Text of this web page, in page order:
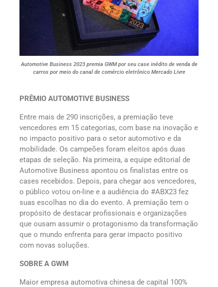
Automotive Business 2023 premia GWM por seu case inédito de venda de
carros por meio do canal de comércio eletrônico Mercado Livre
PRÊMIO AUTOMOTIVE BUSINESS
Entre mais de 290 inscrições, a premiação teve
vencedores em 15 categorias, com base na inovação e
no impacto positivo para o setor automotivo e da
mobilidade. Os campeões foram eleitos após duas
etapas de seleção. Na primeira, a equipe editorial de
Automotive Business apontou os finalistas entre os
cases recebidos. Depois, para chegar aos vencedores,
o público votou on-line e a audiência do #ABX23 fez
suas escolhas no dia do evento. A premiação tem o
propósito de destacar profissionais e organizações
que ousam assumir o protagonismo da transformação
que o mundo enfrenta para gerar impacto positivo
com novas soluções.
SOBRE A GWM
Maior empresa automotiva chinesa de capital 100%